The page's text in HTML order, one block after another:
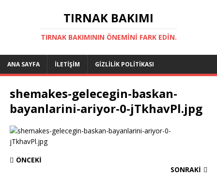
TIRNAK BAKIMI
TIRNAK BAKIMININ ÖNEMINI FARK EDIN.
ANA SAYFA İLETIŞIM GIZLILIK POLITIKASI
shemakes-gelecegin-baskan-
bayanlarini-ariyor-0-jTkhavPl.jpg
ÖNCEKI
SONRAKI